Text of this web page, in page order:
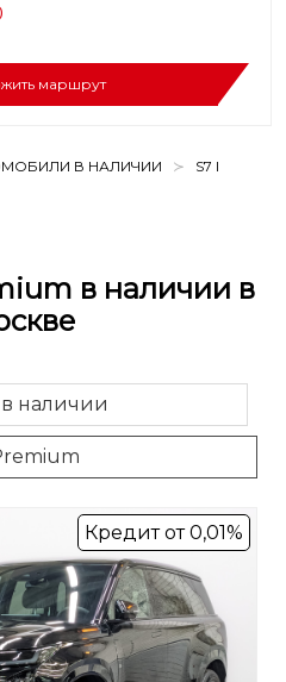
маршрут
В НАЛИЧИИ
S7 I
в наличии в
в наличии
Кредит от 0,01%